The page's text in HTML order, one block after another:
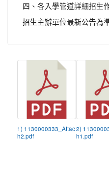
四、各入學管道詳細招生
招生主辦單位最新公告為
1) 1130000333_Attac
h2.pdf
2)
h1.pdf